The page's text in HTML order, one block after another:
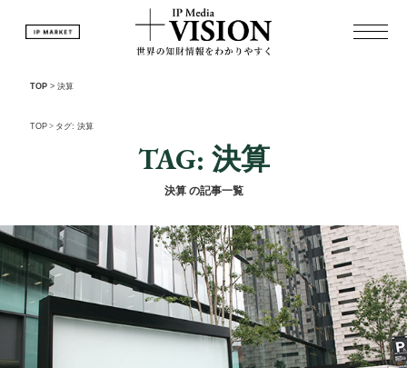
TOP > 決算
TOP > タグ: 決算
TAG: 決算
決算 の記事一覧